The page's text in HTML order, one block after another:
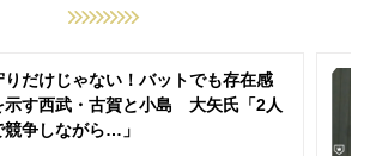
りだけじゃない！バットでも存在感
示す西武・古賀と小島 大矢氏「2人
競争しながら…」